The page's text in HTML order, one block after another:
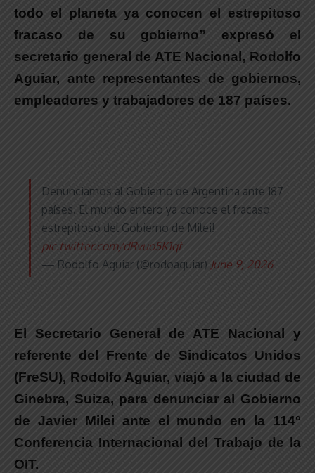
todo el planeta ya conocen el estrepitoso
fracaso de su gobierno” expresó el
secretario general de ATE Nacional, Rodolfo
Aguiar, ante representantes de gobiernos,
empleadores y trabajadores de 187 países.
Denunciamos al Gobierno de Argentina ante 187
países. El mundo entero ya conoce el fracaso
estrepitoso del Gobierno de Milei!
pic.twitter.com/dRvuo5K1qf
— Rodolfo Aguiar (@rodoaguiar) June 9, 2026
El Secretario General de ATE Nacional y
referente del Frente de Sindicatos Unidos
(FreSU), Rodolfo Aguiar, viajó a la ciudad de
Ginebra, Suiza, para denunciar al Gobierno
de Javier Milei ante el mundo en la 114°
Conferencia Internacional del Trabajo de la
OIT.